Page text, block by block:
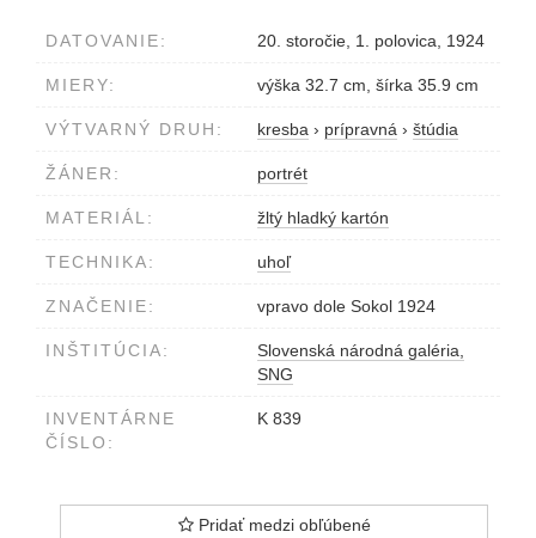
DATOVANIE: 20. storočie, 1. polovica, 1924
MIERY: výška 32.7 cm, šírka 35.9 cm
VÝTVARNÝ DRUH: kresba › prípravná › štúdia
ŽÁNER: portrét
MATERIÁL: žltý hladký kartón
TECHNIKA: uhoľ
ZNAČENIE: vpravo dole Sokol 1924
INŠTITÚCIA:
Slovenská národná galéria,
SNG
INVENTÁRNE
ČÍSLO:
K 839
Pridať medzi obľúbené